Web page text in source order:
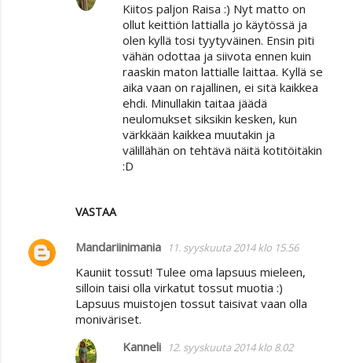
VASTAA
Kiitos paljon Raisa :) Nyt matto on
ollut keittiön lattialla jo käytössä ja
olen kyllä tosi tyytyväinen. Ensin piti
vähän odottaa ja siivota ennen kuin
raaskin maton lattialle laittaa. Kyllä se
aika vaan on rajallinen, ei sitä kaikkea
ehdi. Minullakin taitaa jäädä
neulomukset siksikin kesken, kun
värkkään kaikkea muutakin ja
välillähän on tehtävä näitä kotitöitäkin
:D
Mandariinimania 11. syyskuuta 2014 klo 15.56
Kauniit tossut! Tulee oma lapsuus mieleen,
silloin taisi olla virkatut tossut muotia :)
Lapsuus muistojen tossut taisivat vaan olla
moniväriset.
Kanneli 12. syyskuuta 2014 klo 8.02